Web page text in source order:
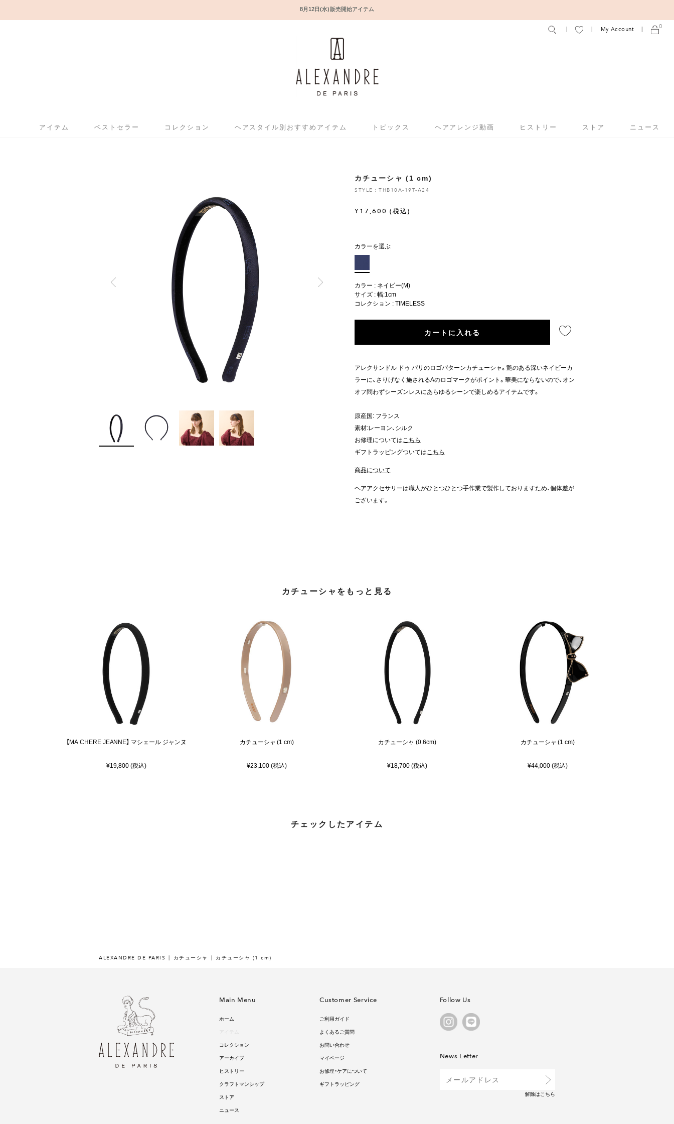
8月12日(水) 販売開始アイテム
アイテム ベストセラー コレクション ヘアスタイル別おすすめアイテム トピックス ヘアアレンジ動画 ヒストリー ストア ニュース
My Account 0
カチューシャ (1 cm)
STYLE：THB10A-19T-A24
¥ 17,600 (税込)
カラーを選ぶ
カラー : ネイビー(M)
サイズ : 幅:1cm
コレクション :TIMELESS
カートに入れる
アレクサンドル ドゥ パリのロゴパターンカチューシャ。艶のある深いネイビーカ
ラーに、さりげなく施されるAのロゴマークがポイント。華美にならないので、オン
オフ問わずシーズンレスにあらゆるシーンで楽しめるアイテムです。
原産国: フランス
素材:レーヨン、シルク
お修理についてはこちら
ギフトラッピングついてはこちら
商品について
ヘアアクセサリーは職人がひとつひとつ手作業で製作しておりますため、個体差が
ございます。
カチューシャをもっと見る
【MA CHERE JEANNE】 マシェール ジャンヌ
¥19,800 (税込)
カチューシャ (1 cm)
¥23,100 (税込)
カチューシャ (0.6cm)
¥18,700 (税込)
カチューシャ (1 cm)
¥44,000 (税込)
チェックしたアイテム
ALEXANDRE DE PARIS カチューシャ カチューシャ (1 cm)
Main Menu
ホーム
コレクション
アーカイブ
ヒストリー
クラフトマンシップ
ストア
ニュース
Customer Service
ご利用ガイド
よくあるご質問
お問い合わせ
マイページ
お修理・ケアについて
ギフトラッピング
Follow Us
News Letter
解除はこちら